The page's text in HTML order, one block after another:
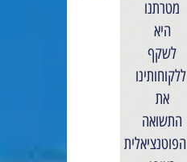
מטרתנו
היא
לשקף
ללקוחותינו
את
התשואה
הפוטנציאלית